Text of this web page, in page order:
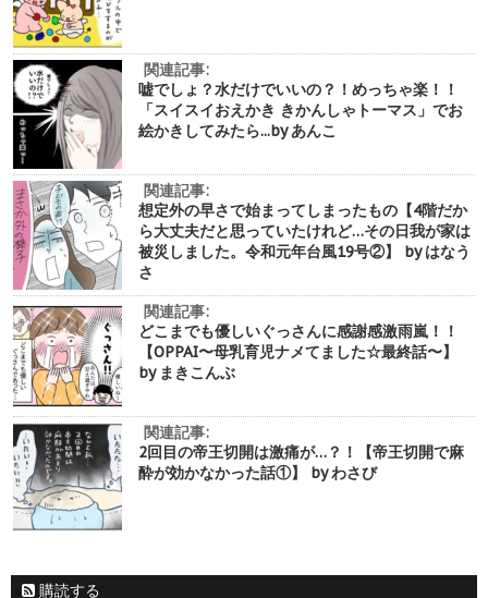
関連記事:
嘘でしょ？水だけでいいの？！めっちゃ楽！！
「スイスイおえかき きかんしゃトーマス」でお
絵かきしてみたら...by あんこ
関連記事:
想定外の早さで始まってしまったもの【4階だか
ら大丈夫だと思っていたけれど…その日我が家は
被災しました。令和元年台風19号②】 by はなう
さ
関連記事:
どこまでも優しいぐっさんに感謝感激雨嵐！！
【OPPAI〜母乳育児ナメてました☆最終話〜】
by まきこんぶ
関連記事:
2回目の帝王切開は激痛が…？！【帝王切開で麻
酔が効かなかった話①】 by わさび
購読する